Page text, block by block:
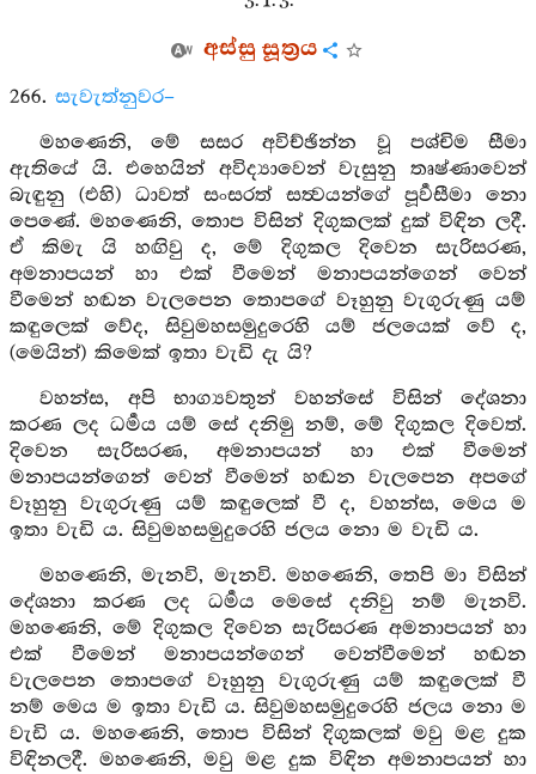
අස්සු සූත්‍රය
266. සැවැත්නුවර–
මහණෙනි, මේ සසර අවිච්ඡින්න වූ පශ්චිම සීමා
ඇතියේ යි. එහෙයින් අවිද්‍යාවෙන් වැසුනු තෘෂ්ණාවෙන්
බැඳුනු (එහි) ධාවත් සංසරත් සත්‍වයන්ගේ පූර්‍වසීමා නො
පෙණේ. මහණෙනි, තොප විසින් දිගුකලක් දුක් විඳින ලදී.
ඒ කිමැ යි හඟිවු ද, මේ දිගුකල දිවෙන සැරිසරණ,
අමනාපයන් හා එක් වීමෙන් මනාපයන්ගෙන් වෙන්
වීමෙන් හඬන වැලපෙන තොපගේ වෑහුනු වැගුරුණු යම්
කඳුලෙක් වේද, සිවුමහසමුදුරෙහි යම් ජලයෙක් වේ ද,
(මෙයින්) කිමෙක් ඉතා වැඩි දැ යි?
වහන්ස, අපි භාග්‍යවතුන් වහන්සේ විසින් දේශනා
කරණ ලද ධර්‍මය යම් සේ දනිමු නම්, මේ දිගුකල දිවෙත්.
දිවෙන සැරිසරණ, අමනාපයන් හා එක් වීමෙන්
මනාපයන්ගෙන් වෙන් වීමෙන් හඬන වැලපෙන අපගේ
වෑහුනු වැගුරුණු යම් කඳුලෙක් වී ද, වහන්ස, මෙය ම
ඉතා වැඩි ය. සිවුමහසමුදුරෙහි ජලය නො ම වැඩි ය.
මහණෙනි, මැනවි, මැනවි. මහණෙනි, තෙපි මා විසින්
දේශනා කරණ ලද ධර්‍මය මෙසේ දනිවු නම් මැනවි.
මහණෙනි, මේ දිගුකල දිවෙන සැරිසරණ අමනාපයන් හා
එක් වීමෙන් මනාපයන්ගෙන් වෙන්වීමෙන් හඬන
වැලපෙන තොපගේ වෑහුනු වැගුරුණු යම් කඳුලෙක් වී
නම් මෙය ම ඉතා වැඩි ය. සිවුමහසමුදුරෙහි ජලය නො ම
වැඩි ය. මහණෙනි, තොප විසින් දිගුකලක් මවු මළ දුක
විඳිනලදී. මහණෙනි, මවු මළ දුක විඳින අමනාපයන් හා